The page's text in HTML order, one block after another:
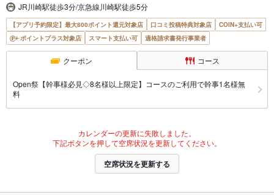
JR川崎駅徒歩3分/京急線川崎駅徒歩5分
【アプリ予約限定】最大800ポイント還元対象店 口コミ投稿特典対象店
COIN+支払い可
ポイントプラス対象店
スマート支払い可 適格請求書発行事業者
クーポン コース
Open祭【幹事様必見◇8名様以上限定】コースのご利用で幹事1名様無
料
カレンダーの更新に失敗しました。
下記ボタンを押して空席状況を更新してください。
空席状況を更新する